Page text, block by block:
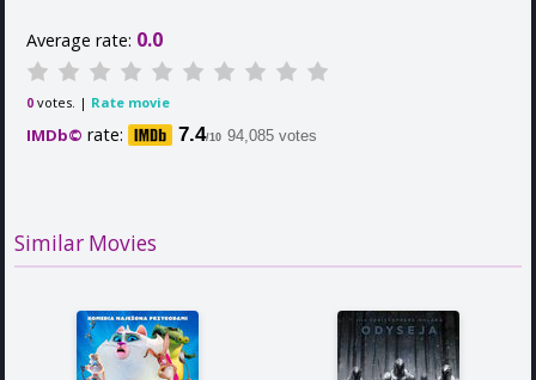
Average rate: 0.0
0 votes. | Rate movie
IMDb© rate: 7.4/10 94,085 votes
Similar Movies